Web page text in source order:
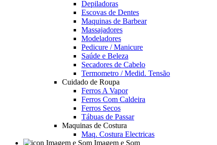
Depiladoras
Escovas de Dentes
Maquinas de Barbear
Massajadores
Modeladores
Pedicure / Manicure
Saúde e Beleza
Secadores de Cabelo
Termometro / Medid. Tensão
Cuidado de Roupa
Ferros A Vapor
Ferros Com Caldeira
Ferros Secos
Tábuas de Passar
Maquinas de Costura
Maq. Costura Electricas
Imagem e Som